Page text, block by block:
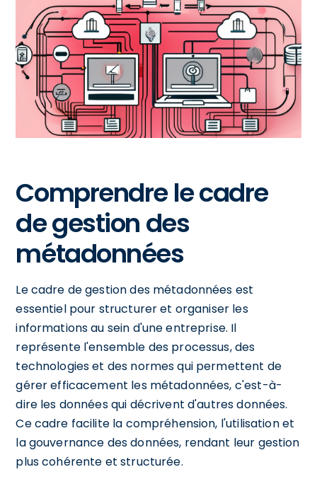
Comprendre le cadre
de gestion des
métadonnées
Le cadre de gestion des métadonnées est
essentiel pour structurer et organiser les
informations au sein d'une entreprise. Il
représente l'ensemble des processus, des
technologies et des normes qui permettent de
gérer efficacement les métadonnées, c'est-à-
dire les données qui décrivent d'autres données.
Ce cadre facilite la compréhension, l'utilisation et
la gouvernance des données, rendant leur gestion
plus cohérente et structurée.